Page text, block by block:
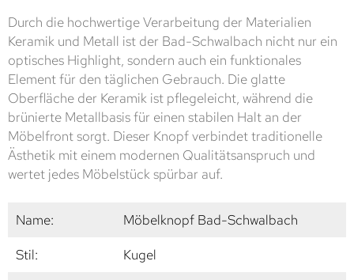
Durch die hochwertige Verarbeitung der Materialien
Keramik und Metall ist der Bad-Schwalbach nicht nur ein
optisches Highlight, sondern auch ein funktionales
Element für den täglichen Gebrauch. Die glatte
Oberfläche der Keramik ist pflegeleicht, während die
brünierte Metallbasis für einen stabilen Halt an der
Möbelfront sorgt. Dieser Knopf verbindet traditionelle
Ästhetik mit einem modernen Qualitätsanspruch und
wertet jedes Möbelstück spürbar auf.
Name:
Möbelknopf Bad-Schwalbach
Stil:
Kugel